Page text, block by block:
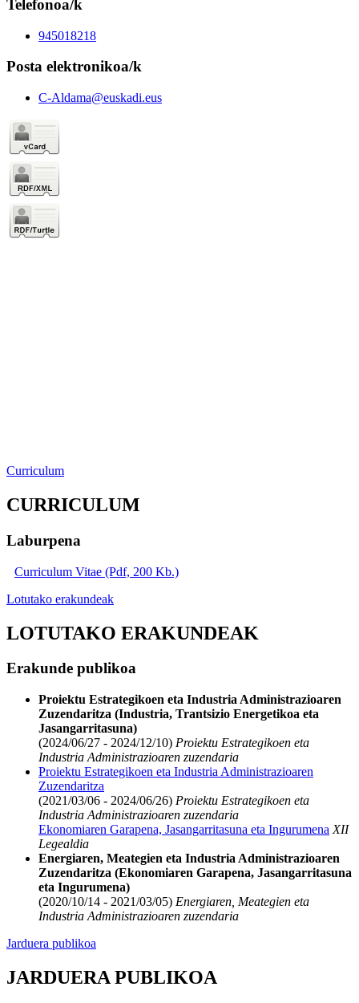
Telefonoa/k
945018218
Posta elektronikoa/k
C-Aldama@euskadi.eus
Curriculum
CURRICULUM
Laburpena
Curriculum Vitae (Pdf, 200 Kb.)
Lotutako erakundeak
LOTUTAKO ERAKUNDEAK
Erakunde publikoa
Proiektu Estrategikoen eta Industria Administrazioaren
Zuzendaritza (Industria, Trantsizio Energetikoa eta
Jasangarritasuna)
(2024/06/27 - 2024/12/10) Proiektu Estrategikoen eta
Industria Administrazioaren zuzendaria
Proiektu Estrategikoen eta Industria Administrazioaren
Zuzendaritza
(2021/03/06 - 2024/06/26) Proiektu Estrategikoen eta
Industria Administrazioaren zuzendaria
Ekonomiaren Garapena, Jasangarritasuna eta Ingurumena XII
Legealdia
Energiaren, Meategien eta Industria Administrazioaren
Zuzendaritza (Ekonomiaren Garapena, Jasangarritasuna
eta Ingurumena)
(2020/10/14 - 2021/03/05) Energiaren, Meategien eta
Industria Administrazioaren zuzendaria
Jarduera publikoa
JARDUERA PUBLIKOA